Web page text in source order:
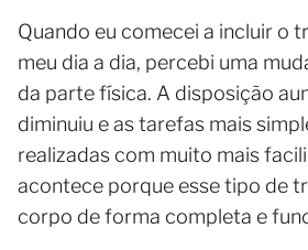
Quando eu comecei a incluir o
meu dia a dia, percebi uma
da parte física. A disposição
diminuiu e as tarefas mais
realizadas com muito mais
acontece porque esse tipo de
corpo de forma completa e